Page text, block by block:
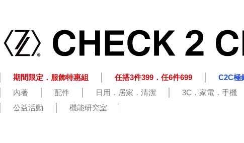
期間限定．服飾特惠組 任搭3件399．任6件699 C2C極
內著
配件 日用．居家．清潔 3C．家電．手機
公益活動
機能研究室